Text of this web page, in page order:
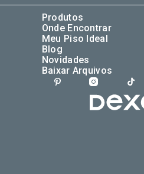
Produtos
Onde Encontrar
Meu Piso Ideal
Blog
Novidades
Baixar Arquivos